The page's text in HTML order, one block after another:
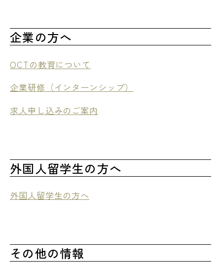
企業の方へ
OCTの教育について
企業研修（インターンシップ）
求人申し込みのご案内
外国人留学生の方へ
外国人留学生の方へ
その他の情報